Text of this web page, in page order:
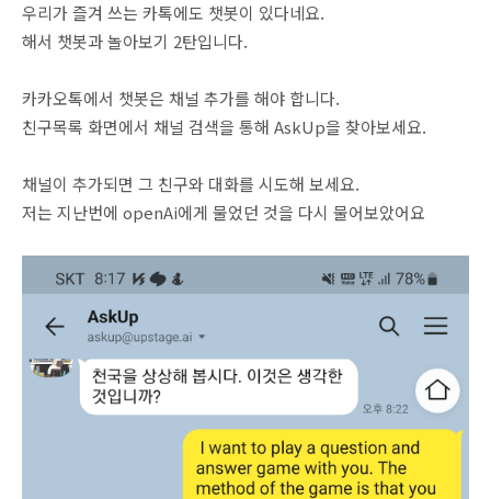
우리가 즐겨 쓰는 카톡에도 챗봇이 있다네요.
해서 챗봇과 놀아보기 2탄입니다.
카카오톡에서 챗봇은 채널 추가를 해야 합니다.
친구목록 화면에서 채널 검색을 통해 AskUp을 찾아보세요.
채널이 추가되면 그 친구와 대화를 시도해 보세요.
저는 지난번에 openAi에게 물었던 것을 다시 물어보았어요